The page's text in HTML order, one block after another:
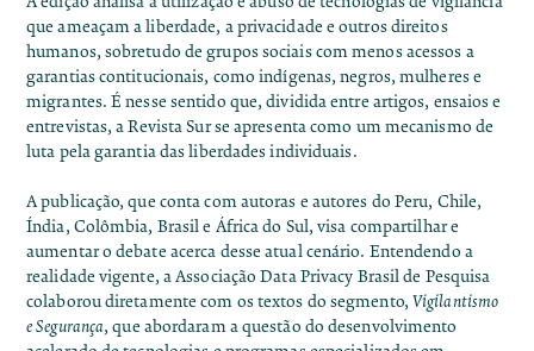
que ameaçam a liberdade, a privacidade e outros direitos
humanos, sobretudo de grupos sociais com menos acessos a
garantias contitucionais, como indígenas, negros, mulheres e
migrantes. É nesse sentido que, dividida entre artigos, ensaios e
entrevistas, a Revista Sur se apresenta como um mecanismo de
luta pela garantia das liberdades individuais.
A publicação, que conta com autoras e autores do Peru, Chile,
Índia, Colômbia, Brasil e África do Sul, visa compartilhar e
aumentar o debate acerca desse atual cenário. Entendendo a
realidade vigente, a Associação Data Privacy Brasil de Pesquisa
colaborou diretamente com os textos do segmento, Vigilantismo
e Segurança, que abordaram a questão do desenvolvimento